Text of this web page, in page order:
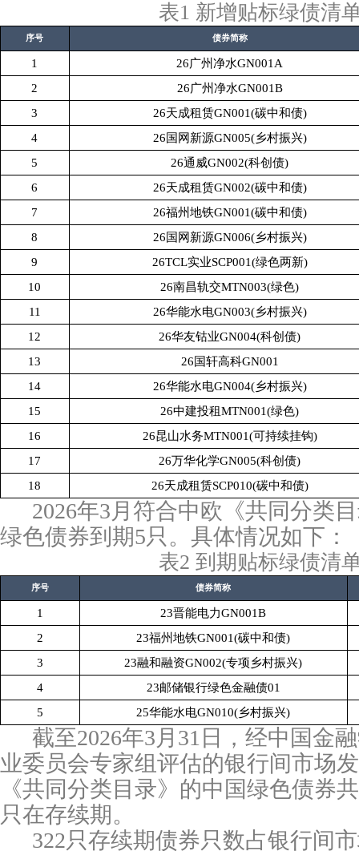
表1 新增贴标绿债清
序号 债券简称
1
26广州净水GN001A
2
26广州净水GN001B
3
26天成租赁GN001(碳中和债)
4
26国网新源GN005(乡村振兴)
5
26通威GN002(科创债)
6
26天成租赁GN002(碳中和债)
7
26福州地铁GN001(碳中和债)
8
26国网新源GN006(乡村振兴)
9
26TCL实业SCP001(绿色两新)
10
26南昌轨交MTN003(绿色)
11
26华能水电GN003(乡村振兴)
12
26华友钴业GN004(科创债)
13
26国轩高科GN001
14
26华能水电GN004(乡村振兴)
15
26中建投租MTN001(绿色)
16
26昆山水务MTN001(可持续挂钩)
17
26万华化学GN005(科创债)
18
26天成租赁SCP010(碳中和债)
2026年3月符合中欧《共同分类
绿色债券到期5只。具体情况如下：
表2 到期贴标绿债清
序号 债券简称
1
23晋能电力GN001B
2
23福州地铁GN001(碳中和债)
3
23融和融资GN002(专项乡村振兴)
4
23邮储银行绿色金融债01
5
25华能水电GN010(乡村振兴)
截至2026年3月31日，经中国金
业委员会专家组评估的银行间市场
《共同分类目录》的中国绿色债券
只在存续期。
322只存续期债券只数占银行间